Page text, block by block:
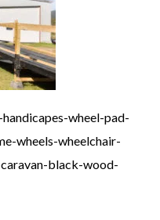
wheel-pad-
wheels-wheelchair-
black-wood-